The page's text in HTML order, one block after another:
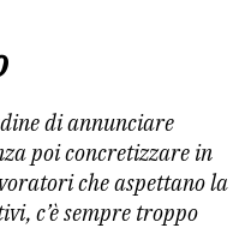
di annunciare
poi concretizzare in
che aspettano la
c’è sempre troppo